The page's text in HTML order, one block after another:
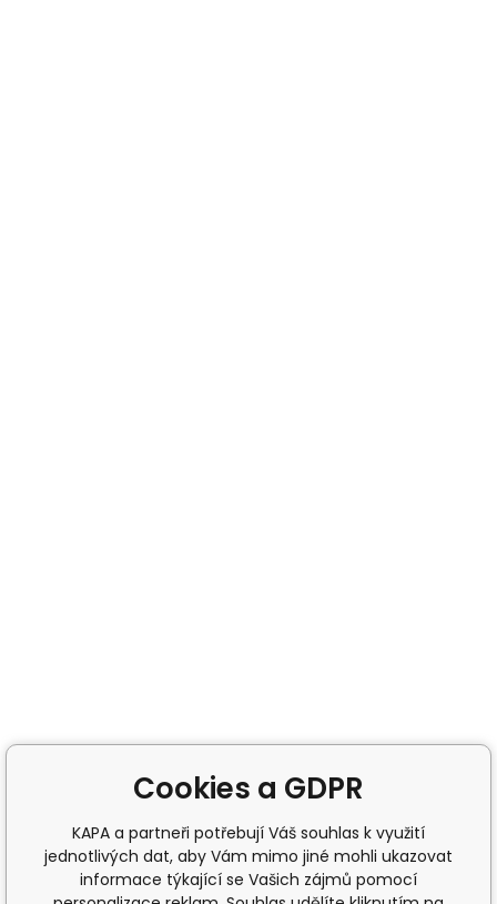
Cookies a GDPR
KAPA a partneři potřebují Váš souhlas k využití
jednotlivých dat, aby Vám mimo jiné mohli ukazovat
informace týkající se Vašich zájmů pomocí